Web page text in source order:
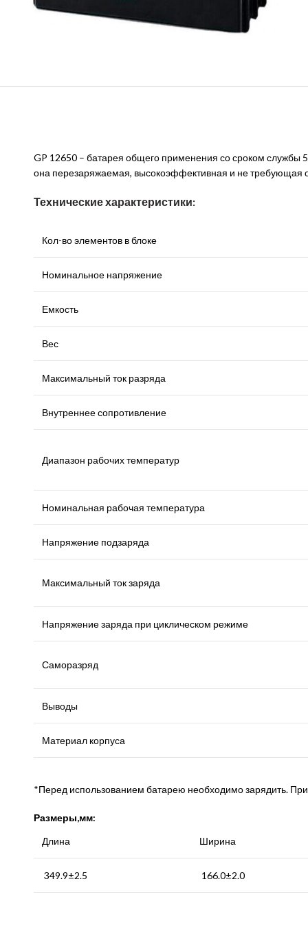
GP 12650 – батарея общего применения со сроком службы
она перезаряжаемая, высокоэффективная и не требующая
Технические характеристики:
Кол-во элементов в блоке
Номинальное напряжение
Емкость
Вес
Максимальный ток разряда
Внутреннее сопротивление
Диапазон рабочих температур
Номинальная рабочая температура
Напряжение подзаряда
Максимальный ток заряда
Напряжение заряда при циклическом режиме
Саморазряд
Выводы
Материал корпуса
*Перед использованием батарею необходимо зарядить.
Размеры,мм:
Длина
Ширина
349.9±2.5 166.0±2.0